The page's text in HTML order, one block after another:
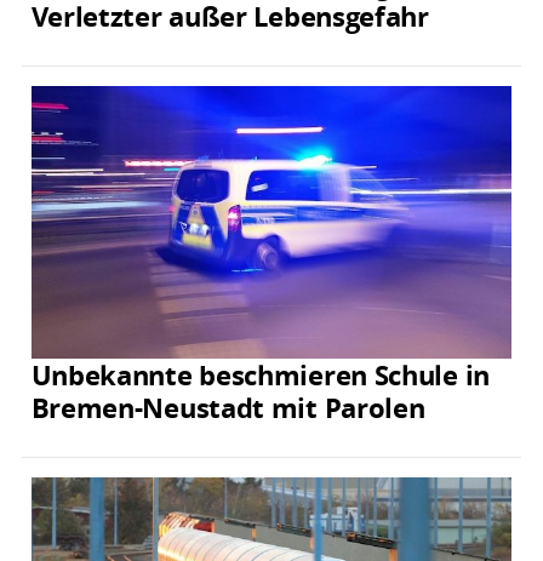
Verletzter außer Lebensgefahr
Unbekannte beschmieren Schule in
Bremen-Neustadt mit Parolen